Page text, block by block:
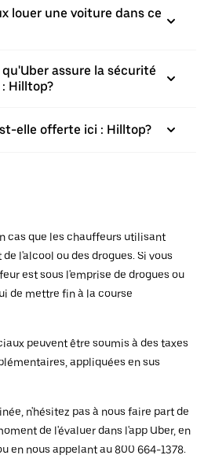
louer une voiture dans ce
assure la sécurité
Hilltop?
elle offerte ici : Hilltop?
cas que les chauffeurs utilisant
l'alcool ou des drogues. Si vous
est sous l'emprise de drogues ou
de mettre fin à la course
peuvent être soumis à des taxes
appliquées en sus
n'hésitez pas à nous faire part de
de l'évaluer dans l'app Uber, en
en nous appelant au 800 664-1378.